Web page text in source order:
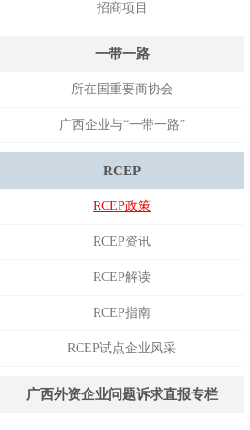
招商项目
一带一路
所在国重要商协会
广西企业与“一带一路”
RCEP
RCEP政策
RCEP资讯
RCEP解读
RCEP指南
RCEP试点企业风采
广西外资企业问题诉求直报专栏